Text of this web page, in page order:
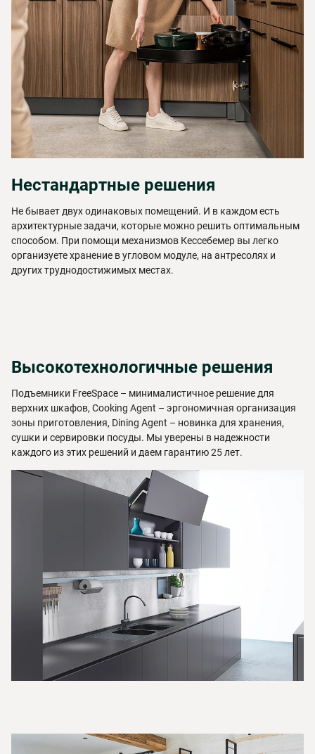
Нестандартные решения
Не бывает двух одинаковых помещений. И в каждом есть
архитектурные задачи, которые можно решить оптимальным
способом. При помощи механизмов Кессебемер вы легко
организуете хранение в угловом модуле, на антресолях и
других труднодостижимых местах.
Высокотехнологичные решения
Подъемники FreeSpace – минималистичное решение для
верхних шкафов, Cooking Agent – эргономичная организация
зоны приготовления, Dining Agent – новинка для хранения,
сушки и сервировки посуды. Мы уверены в надежности
каждого из этих решений и даем гарантию 25 лет.